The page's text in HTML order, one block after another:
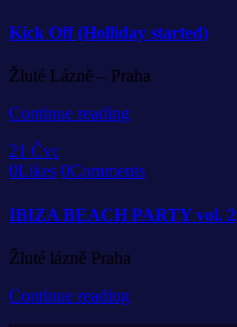
Kick Off (Holliday started)
Žluté Lázně – Praha
Continue reading
21 Čvc
0Likes 0Comments
IBIZA BEACH PARTY vol. 2
Žluté lázně Praha
Continue reading